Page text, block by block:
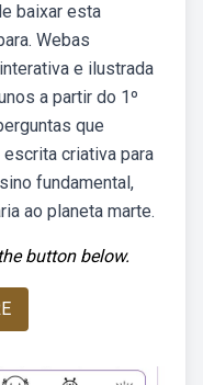
baixar esta
Webas
e ilustrada
a partir do 1º
que
criativa para
fundamental,
ao planeta marte.
button below.